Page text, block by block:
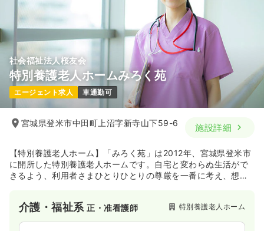
社会福祉法人桜友会
特別養護老人ホームみろく苑
エージェント求人 車通勤可
宮城県登米市中田町上沼字新寺山下59-6 施設詳細
【特別養護老人ホーム】「みろく苑」は2012年、宮城県登米市
に開所した特別養護老人ホームです。自宅と変わらぬ生活がで
きるよう、利用者さまひとりひとりの尊厳を一番に考え、想い
協力をしながら勤務に勤めております。
介護・福祉系正・准看護師 特別養護老人ホーム